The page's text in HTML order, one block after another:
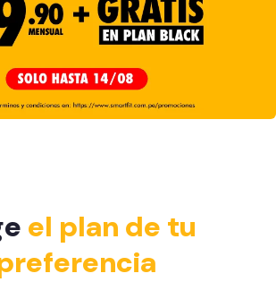
el plan de tu